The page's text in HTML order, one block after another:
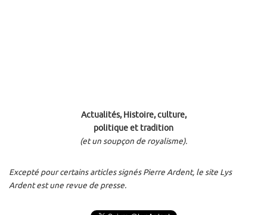
Actualités, Histoire, culture,
politique et tradition
(et un soupçon de royalisme).
Excepté pour certains articles signés Pierre Ardent, le site Lys
Ardent est une revue de presse.